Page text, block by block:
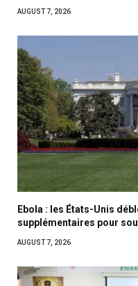
AUGUST 7, 2026
Ebola : les États-Unis
supplémentaires pour
AUGUST 7, 2026